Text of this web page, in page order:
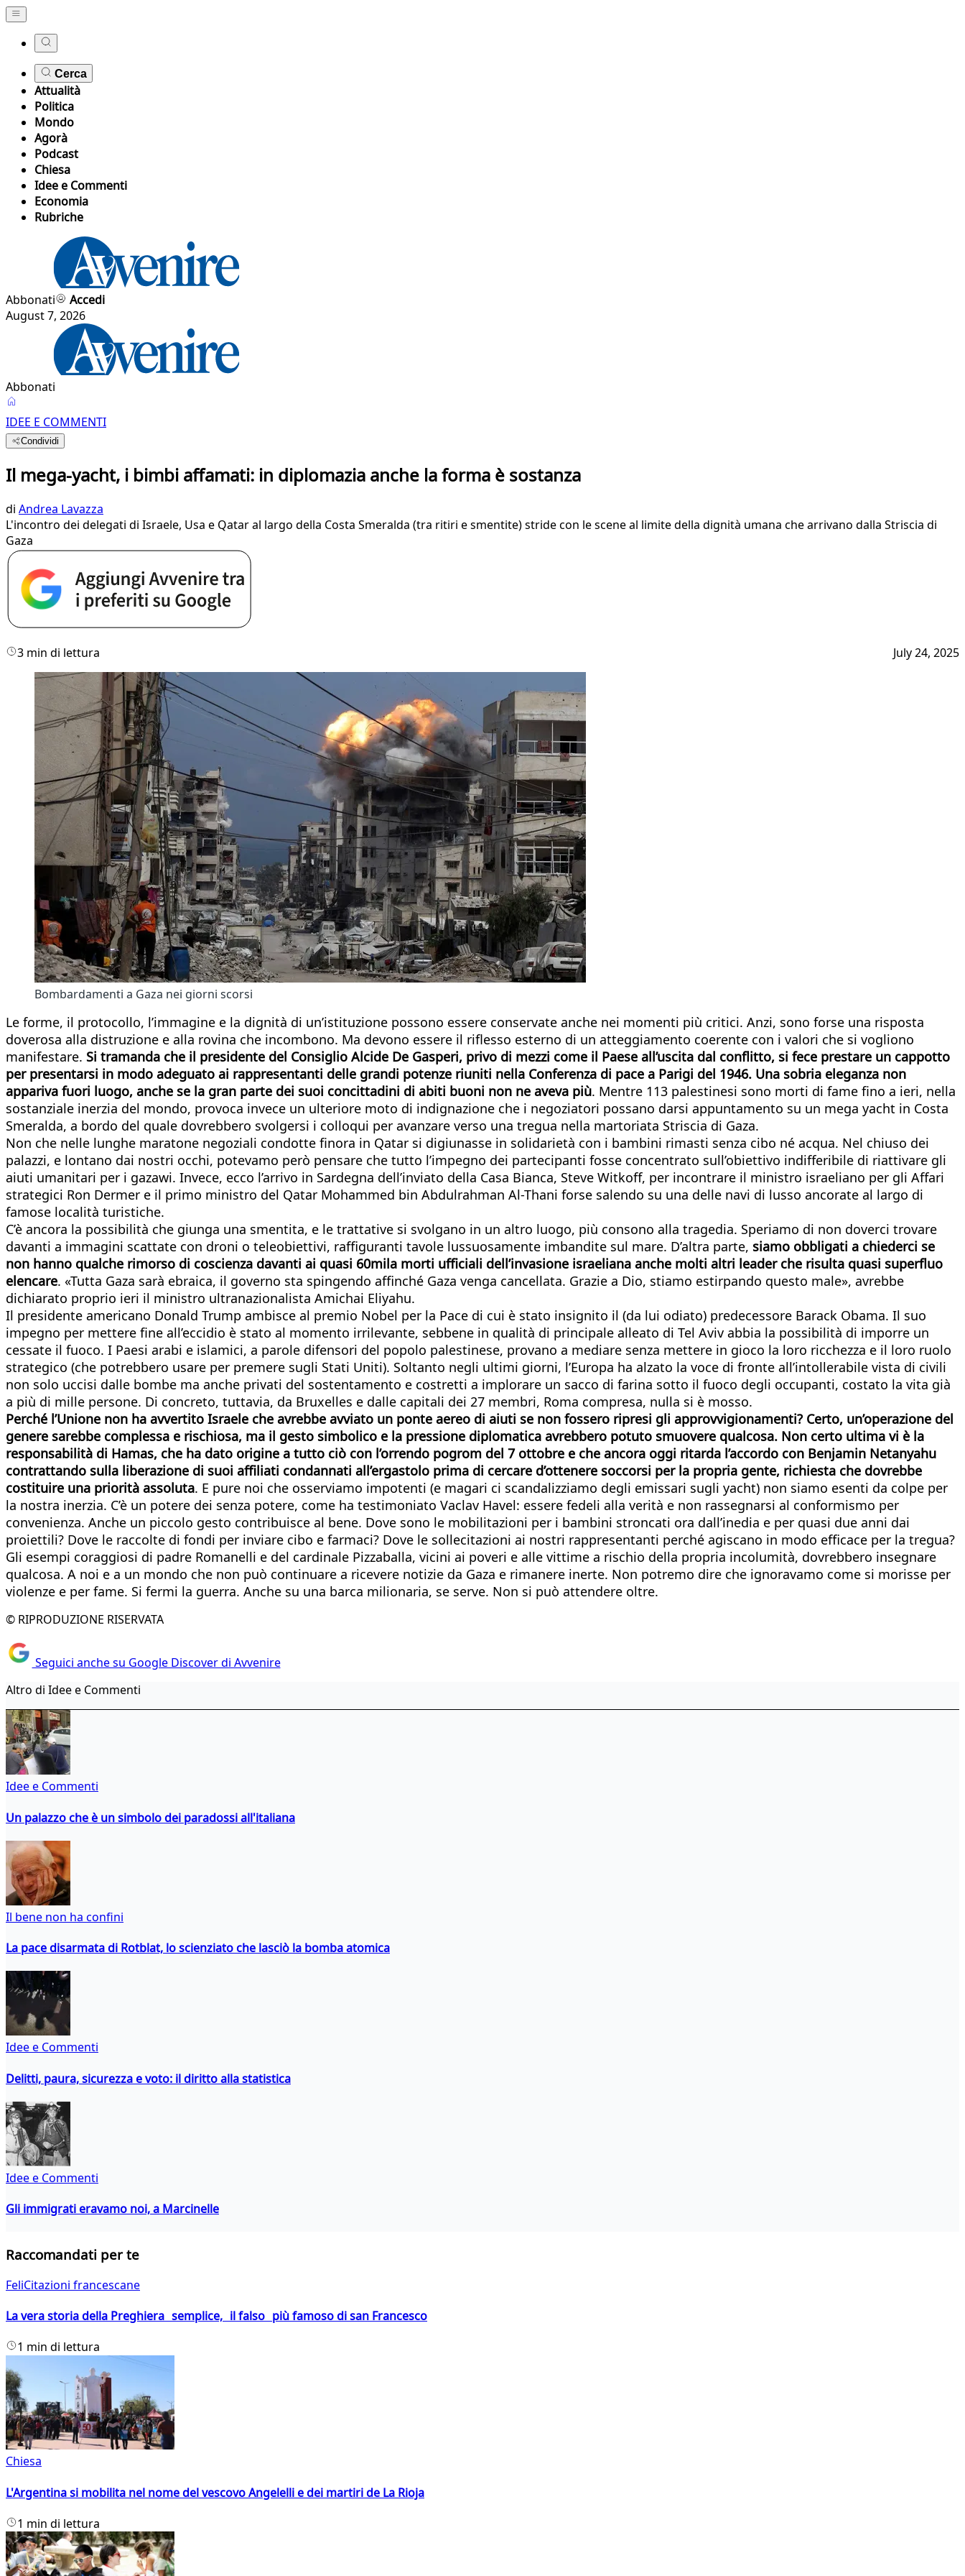
Cerca
Attualità
Politica
Mondo
Agorà
Podcast
Chiesa
Idee e Commenti
Economia
Rubriche
Abbonati
Accedi
August 7, 2026
Abbonati
IDEE E COMMENTI
Condividi
Il mega-yacht, i bimbi affamati: in diplomazia anche la forma è sostanza
di Andrea Lavazza
L'incontro dei delegati di Israele, Usa e Qatar al largo della Costa Smeralda (tra ritiri e smentite) stride con le scene al limite della dignità umana che arrivano dalla Striscia di
Gaza
3 min di lettura July 24, 2025
Bombardamenti a Gaza nei giorni scorsi
Le forme, il protocollo, l’immagine e la dignità di un’istituzione possono essere conservate anche nei momenti più critici. Anzi, sono forse una risposta
doverosa alla distruzione e alla rovina che incombono. Ma devono essere il riflesso esterno di un atteggiamento coerente con i valori che si vogliono
manifestare. Si tramanda che il presidente del Consiglio Alcide De Gasperi, privo di mezzi come il Paese all’uscita dal conflitto, si fece prestare un cappotto
per presentarsi in modo adeguato ai rappresentanti delle grandi potenze riuniti nella Conferenza di pace a Parigi del 1946. Una sobria eleganza non
appariva fuori luogo, anche se la gran parte dei suoi concittadini di abiti buoni non ne aveva più. Mentre 113 palestinesi sono morti di fame fino a ieri, nella
sostanziale inerzia del mondo, provoca invece un ulteriore moto di indignazione che i negoziatori possano darsi appuntamento su un mega yacht in Costa
Smeralda, a bordo del quale dovrebbero svolgersi i colloqui per avanzare verso una tregua nella martoriata Striscia di Gaza.
Non che nelle lunghe maratone negoziali condotte finora in Qatar si digiunasse in solidarietà con i bambini rimasti senza cibo né acqua. Nel chiuso dei
palazzi, e lontano dai nostri occhi, potevamo però pensare che tutto l’impegno dei partecipanti fosse concentrato sull’obiettivo indifferibile di riattivare gli
aiuti umanitari per i gazawi. Invece, ecco l’arrivo in Sardegna dell’inviato della Casa Bianca, Steve Witkoff, per incontrare il ministro israeliano per gli Affari
strategici Ron Dermer e il primo ministro del Qatar Mohammed bin Abdulrahman Al-Thani forse salendo su una delle navi di lusso ancorate al largo di
famose località turistiche.
C’è ancora la possibilità che giunga una smentita, e le trattative si svolgano in un altro luogo, più consono alla tragedia. Speriamo di non doverci trovare
davanti a immagini scattate con droni o teleobiettivi, raffiguranti tavole lussuosamente imbandite sul mare. D’altra parte, siamo obbligati a chiederci se
non hanno qualche rimorso di coscienza davanti ai quasi 60mila morti ufficiali dell’invasione israeliana anche molti altri leader che risulta quasi superfluo
elencare. «Tutta Gaza sarà ebraica, il governo sta spingendo affinché Gaza venga cancellata. Grazie a Dio, stiamo estirpando questo male», avrebbe
dichiarato proprio ieri il ministro ultranazionalista Amichai Eliyahu.
Il presidente americano Donald Trump ambisce al premio Nobel per la Pace di cui è stato insignito il (da lui odiato) predecessore Barack Obama. Il suo
impegno per mettere fine all’eccidio è stato al momento irrilevante, sebbene in qualità di principale alleato di Tel Aviv abbia la possibilità di imporre un
cessate il fuoco. I Paesi arabi e islamici, a parole difensori del popolo palestinese, provano a mediare senza mettere in gioco la loro ricchezza e il loro ruolo
strategico (che potrebbero usare per premere sugli Stati Uniti). Soltanto negli ultimi giorni, l’Europa ha alzato la voce di fronte all’intollerabile vista di civili
non solo uccisi dalle bombe ma anche privati del sostentamento e costretti a implorare un sacco di farina sotto il fuoco degli occupanti, costato la vita già
a più di mille persone. Di concreto, tuttavia, da Bruxelles e dalle capitali dei 27 membri, Roma compresa, nulla si è mosso.
Perché l’Unione non ha avvertito Israele che avrebbe avviato un ponte aereo di aiuti se non fossero ripresi gli approvvigionamenti? Certo, un’operazione del
genere sarebbe complessa e rischiosa, ma il gesto simbolico e la pressione diplomatica avrebbero potuto smuovere qualcosa. Non certo ultima vi è la
responsabilità di Hamas, che ha dato origine a tutto ciò con l’orrendo pogrom del 7 ottobre e che ancora oggi ritarda l’accordo con Benjamin Netanyahu
contrattando sulla liberazione di suoi affiliati condannati all’ergastolo prima di cercare d’ottenere soccorsi per la propria gente, richiesta che dovrebbe
costituire una priorità assoluta. E pure noi che osserviamo impotenti (e magari ci scandalizziamo degli emissari sugli yacht) non siamo esenti da colpe per
la nostra inerzia. C’è un potere dei senza potere, come ha testimoniato Vaclav Havel: essere fedeli alla verità e non rassegnarsi al conformismo per
convenienza. Anche un piccolo gesto contribuisce al bene. Dove sono le mobilitazioni per i bambini stroncati ora dall’inedia e per quasi due anni dai
proiettili? Dove le raccolte di fondi per inviare cibo e farmaci? Dove le sollecitazioni ai nostri rappresentanti perché agiscano in modo efficace per la tregua?
Gli esempi coraggiosi di padre Romanelli e del cardinale Pizzaballa, vicini ai poveri e alle vittime a rischio della propria incolumità, dovrebbero insegnare
qualcosa. A noi e a un mondo che non può continuare a ricevere notizie da Gaza e rimanere inerte. Non potremo dire che ignoravamo come si morisse per
violenze e per fame. Si fermi la guerra. Anche su una barca milionaria, se serve. Non si può attendere oltre.
© RIPRODUZIONE RISERVATA
Seguici anche su Google Discover di Avvenire
Altro di Idee e Commenti
Idee e Commenti
Un palazzo che è un simbolo dei paradossi all'italiana
Il bene non ha confini
La pace disarmata di Rotblat, lo scienziato che lasciò la bomba atomica
Idee e Commenti
Delitti, paura, sicurezza e voto: il diritto alla statistica
Idee e Commenti
Gli immigrati eravamo noi, a Marcinelle
Raccomandati per te
FeliCitazioni francescane
La vera storia della Preghiera semplice, il falso più famoso di san Francesco
1 min di lettura
Chiesa
L'Argentina si mobilita nel nome del vescovo Angelelli e dei martiri de La Rioja
1 min di lettura